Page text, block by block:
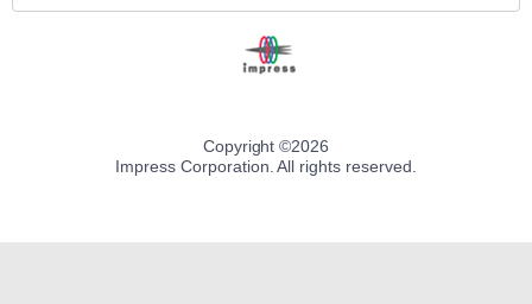
Copyright ©2026
Impress Corporation. All rights reserved.